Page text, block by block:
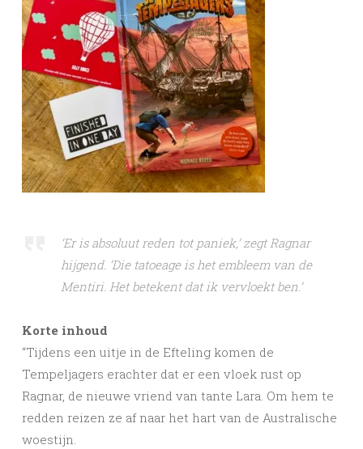
‘Er is absoluut reden tot paniek,’ zegt Ragnar
hijgend. ‘Die tatoeage is het embleem van de
Mentiri. Het betekent dat ik vervloekt ben.’
Korte inhoud
“Tijdens een uitje in de Efteling komen de
Tempeljagers erachter dat er een vloek rust op
Ragnar, de nieuwe vriend van tante Lara. Om hem te
redden reizen ze af naar het hart van de Australische
woestijn.